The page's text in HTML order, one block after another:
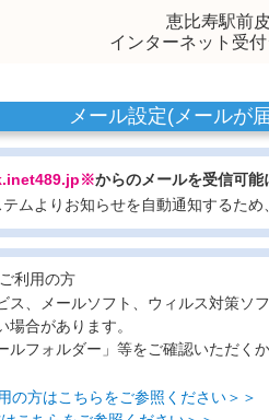
恵比寿駅前
インターネット受
メール設定(メールが
からのメールを受信可能
ムよりお知らせを自動通知するため
利用の方
ス、メールソフト、ウィルス対策ソ
合があります。
ルフォルダー」等をご確認いただく
の方はこちらをご参照ください＞＞